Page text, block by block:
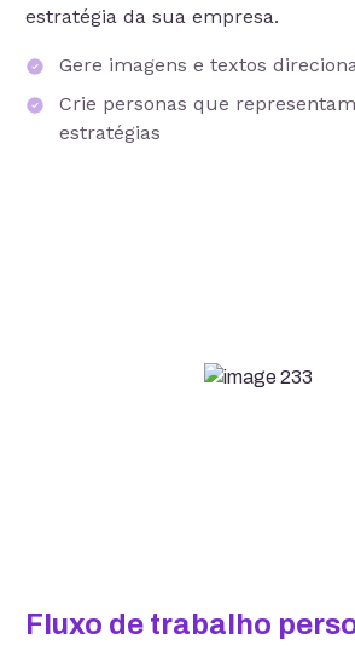
estratégia da sua empresa.
Gere imagens e textos
Crie personas que
estratégias
Fluxo de trabalho